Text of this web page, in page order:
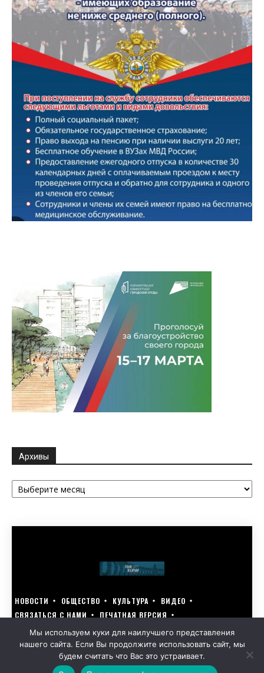
Архивы
Архивы
НОВОСТИ ОБЩЕСТВО КУЛЬТУРА
ВИДЕО
СВЯЗАТЬСЯ С НАМИ
ПЕЧАТНАЯ ВЕРСИЯ
ГОЛОСУЙ ЗА БЛАГОУСТРОЙСТВО СВОЕГО ГОРОДА 15–17 МАРТА
GOLOS-NAZRANI.RU ВСЕ ПРАВА ЗАЩИЩЕНЫ | РАЗРАБОТАНО KARTOEV.RU
ПОЛИТИКА ОБРАБОТКИ ПЕРСОНАЛЬНЫХ ДАННЫХ
Мы используем куки для наилучшего представления
нашего сайта. Если Вы продолжите использовать сайт, мы
будем считать что Вас это устраивает.